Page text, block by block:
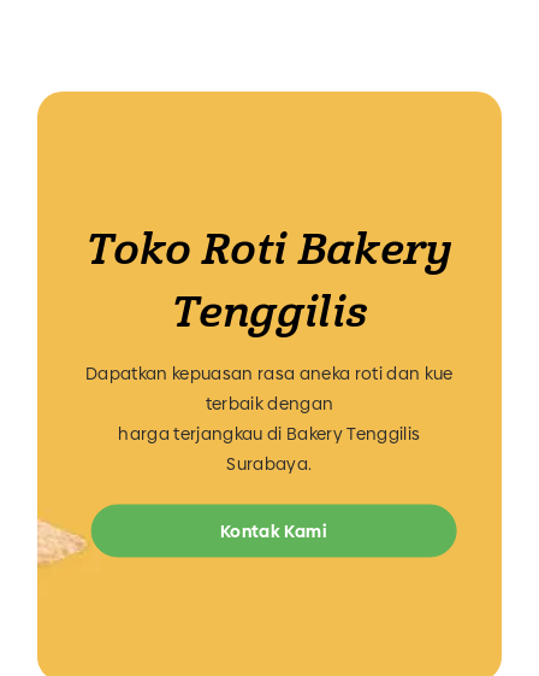
Toko Roti Bakery
Tenggilis
Dapatkan kepuasan rasa aneka roti dan kue
terbaik dengan
harga terjangkau di Bakery Tenggilis
Surabaya.
Kontak Kami